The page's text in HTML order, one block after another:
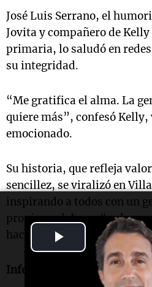
Play
Video
José Luis Serrano, el
Jovita y compañero de Kelly
primaria, lo saludó en
su integridad.
“Me gratifica el alma. La
quiere más”, confesó
emocionado.
Su historia, que refleja
sencillez, se viralizó en
inspirando a todos con un
propias palabras, “es lo
hacer”.
Informe de Roberto